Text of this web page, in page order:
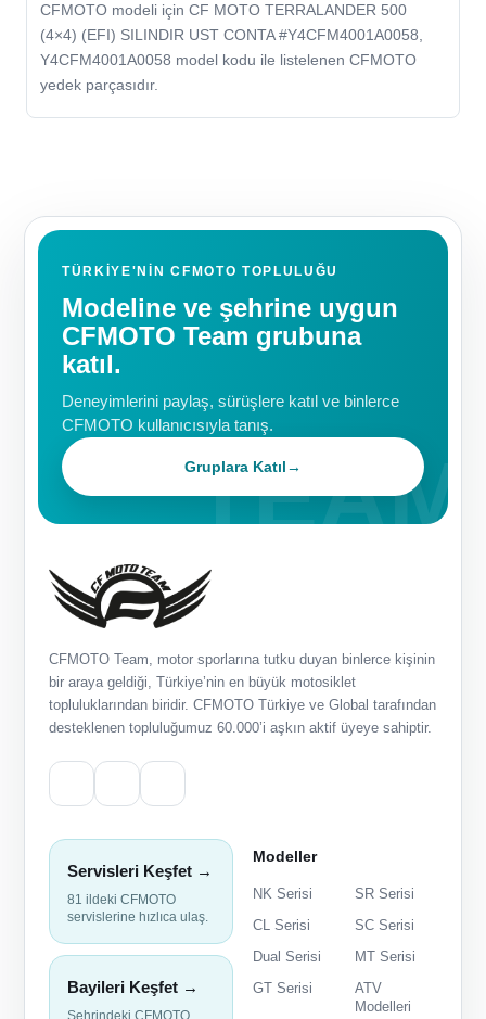
CFMOTO modeli için CF MOTO TERRALANDER 500
(4×4) (EFI) SILINDIR UST CONTA #Y4CFM4001A0058,
Y4CFM4001A0058 model kodu ile listelenen CFMOTO
yedek parçasıdır.
TÜRKIYE'NIN CFMOTO TOPLULUĞU
Modeline ve şehrine uygun
CFMOTO Team grubuna
katıl.
Deneyimlerini paylaş, sürüşlere katıl ve binlerce
CFMOTO kullanıcısıyla tanış.
Gruplara Katıl→
CFMOTO Team, motor sporlarına tutku duyan binlerce kişinin
bir araya geldiği, Türkiye’nin en büyük motosiklet
topluluklarından biridir. CFMOTO Türkiye ve Global tarafından
desteklenen topluluğumuz 60.000’i aşkın aktif üyeye sahiptir.
Servisleri Keşfet →
81 ildeki CFMOTO
servislerine hızlıca ulaş.
Bayileri Keşfet →
Modeller
NK Serisi
SR Serisi
CL Serisi
SC Serisi
Dual Serisi
MT Serisi
GT Serisi
ATV
Modelleri